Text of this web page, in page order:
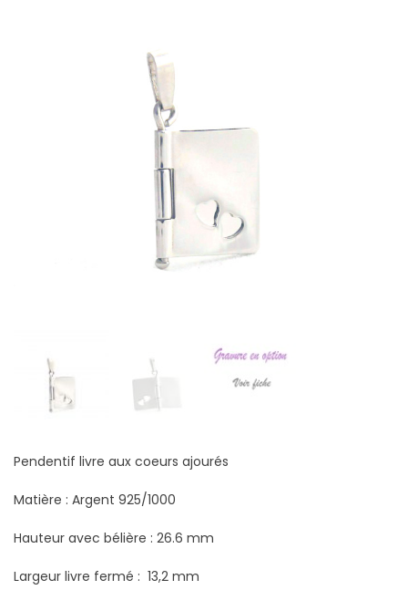
Pendentif livre aux coeurs ajourés
Matière : Argent 925/1000
Hauteur avec bélière : 26.6 mm
Largeur livre fermé : 13,2 mm